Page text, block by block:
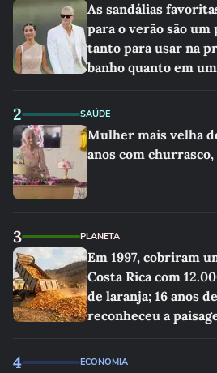
As sandálias
para o verão são
tanto para usar na
banho quanto em
2 SAÚDE
Mulher mais velha
anos com
3 PLANETA
Em 1997, cobriram
Costa Rica com
de laranja; 16 anos
reconheceu a
4 ECONOMIA